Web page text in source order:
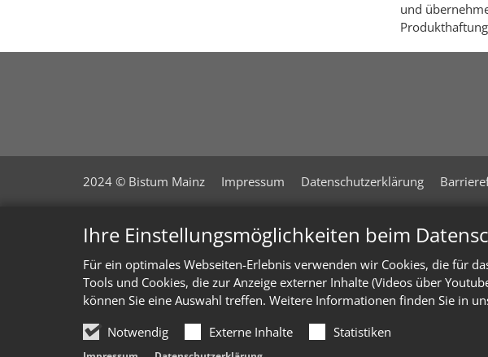
Ihre Einstellungsmöglichkeiten beim
Für ein optimales Webseiten-Erlebnis verwenden wir Cookies, die für
Tools und Cookies, die zur Anzeige externer Inhalte (Videos über
können Sie eine Auswahl treffen. Weitere Informationen finden Sie in
Notwendig
Externe Inhalte Statistiken
und
2024 © Bistum Mainz Impressum Datenschutzerklärung